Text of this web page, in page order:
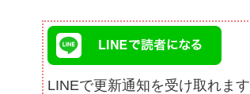
LINEで更新通知を受け取れます